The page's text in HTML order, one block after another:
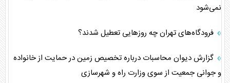
نمی‌شود
فرودگاه‌های تهران چه روز‌هایی تعطیل شدند؟
گزارش دیوان محاسبات درباره تخصیص زمین در حمایت از خانواده
و جوانی جمعیت از سوی وزارت راه و شهرسازی